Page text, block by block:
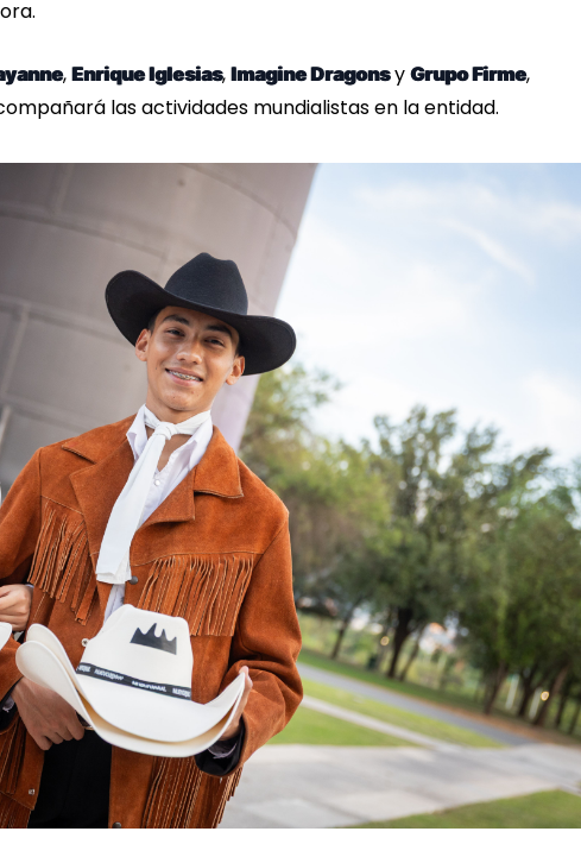
, Enrique Iglesias, Imagine Dragonsy Grupo Firme,
las actividades mundialistas en la entidad.